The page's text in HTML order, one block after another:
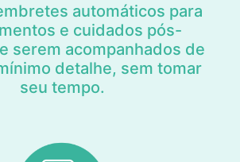
automáticos para
e cuidados pós-
serem acompanhados de
detalhe, sem tomar
seu tempo.